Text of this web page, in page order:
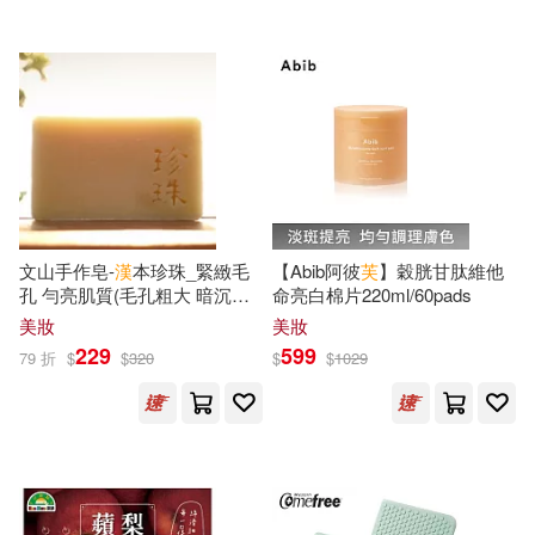
無印良品(41)
日用清潔(722)
休閒生活(500)
婦幼生活(1413)
電子票證(79)
鞋包配件(2287) 票券(70)
寵物生活(687)
蘇青和(155)
根華編輯部(154)
（美）海明威(139)
本書編委會(129)
（法）儒勒·凡爾納(116)
蔡東藩(115) 劉富華(112)
林漢達(105) 李俊穎(104)
出版社
外語教學與研究出版社(1678)
商務印書館(1641)
海洋出版社(1296)
科學出版社(1279)
北京語言大學出版社(1069)
展開
(可複選)
文山手作皂-漢本珍珠_緊緻毛
孔 勻亮肌質(毛孔粗大 暗沉調
理)
美妝
79 折 $229 $320
【Abib阿彼芙】穀胱甘肽維他
命亮白棉片220ml/60pads
美妝
$599 $1029